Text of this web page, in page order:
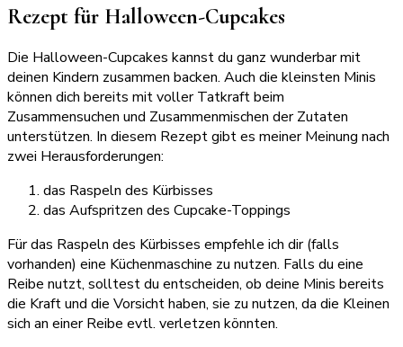
Rezept für Halloween-Cupcakes
Die Halloween-Cupcakes kannst du ganz wunderbar mit
deinen Kindern zusammen backen. Auch die kleinsten Minis
können dich bereits mit voller Tatkraft beim
Zusammensuchen und Zusammenmischen der Zutaten
unterstützen. In diesem Rezept gibt es meiner Meinung nach
zwei Herausforderungen:
das Raspeln des Kürbisses
das Aufspritzen des Cupcake-Toppings
Für das Raspeln des Kürbisses empfehle ich dir (falls
vorhanden) eine Küchenmaschine zu nutzen. Falls du eine
Reibe nutzt, solltest du entscheiden, ob deine Minis bereits
die Kraft und die Vorsicht haben, sie zu nutzen, da die Kleinen
sich an einer Reibe evtl. verletzen könnten.